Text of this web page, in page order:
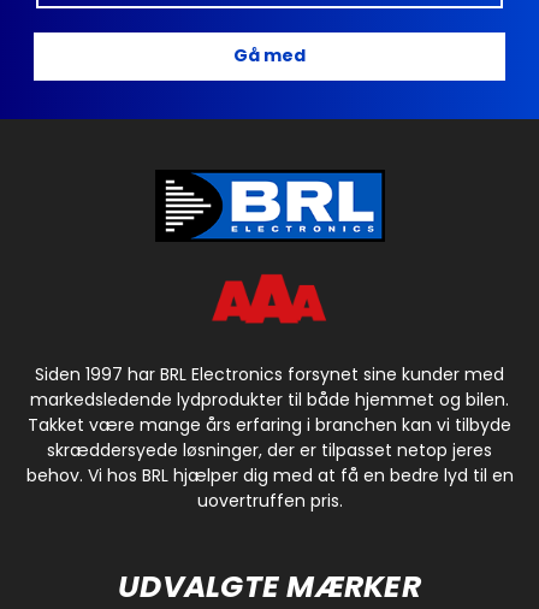
Gå med
Siden 1997 har BRL Electronics forsynet sine kunder med
markedsledende lydprodukter til både hjemmet og bilen.
Takket være mange års erfaring i branchen kan vi tilbyde
skræddersyede løsninger, der er tilpasset netop jeres
behov. Vi hos BRL hjælper dig med at få en bedre lyd til en
uovertruffen pris.
UDVALGTE MÆRKER